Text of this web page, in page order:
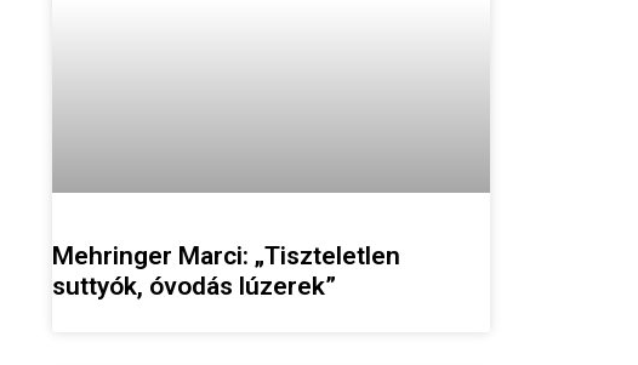
Mehringer Marci: „Tiszteletlen
suttyók, óvodás lúzerek”